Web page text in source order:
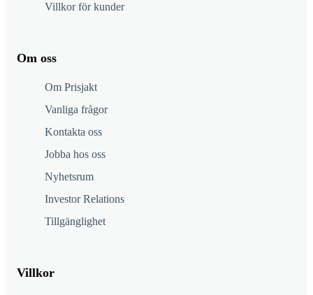
Villkor för kunder
Om oss
Om Prisjakt
Vanliga frågor
Kontakta oss
Jobba hos oss
Nyhetsrum
Investor Relations
Tillgänglighet
Villkor